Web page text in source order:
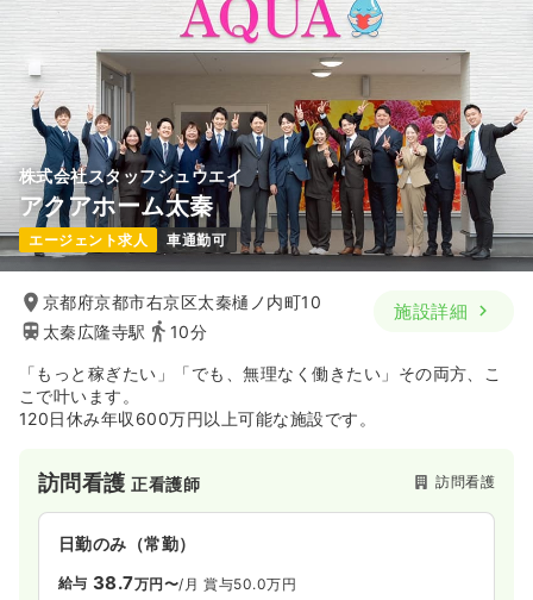
株式会社スタッフシュウエイ
アクアホーム太秦
エージェント求人 車通勤可
京都府京都市右京区太秦樋ノ内町10
太秦広隆寺駅
10分
施設詳細
「もっと稼ぎたい」「でも、無理なく働きたい」その両方、こ
こで叶います。
120日休み年収600万円以上可能な施設です。
訪問看護正看護師 訪問看護
日勤のみ（常勤）
給与 38.7万円〜/月 賞与50.0万円